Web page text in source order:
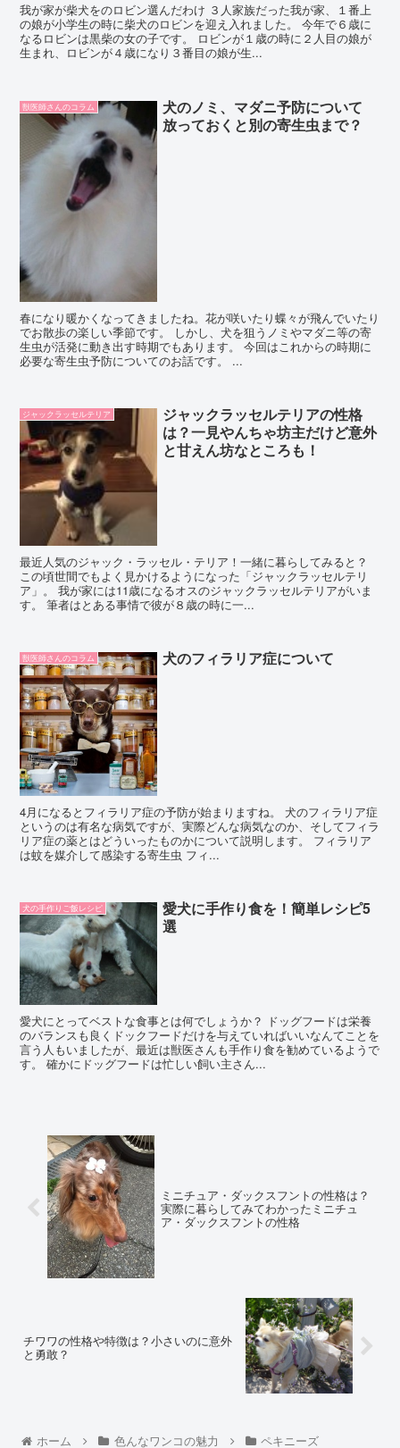
我が家が柴犬をのロビン選んだわけ ３人家族だった我が家、１番上
の娘が小学生の時に柴犬のロビンを迎え入れました。 今年で６歳に
なるロビンは黒柴の女の子です。 ロビンが１歳の時に２人目の娘が
生まれ、ロビンが４歳になり３番目の娘が生...
獣医師さんのコラム
犬のノミ、マダニ予防について
放っておくと別の寄生虫まで？
春になり暖かくなってきましたね。花が咲いたり蝶々が飛んでいたり
でお散歩の楽しい季節です。 しかし、犬を狙うノミやマダニ等の寄
生虫が活発に動き出す時期でもあります。 今回はこれからの時期に
必要な寄生虫予防についてのお話です。 ...
ジャックラッセルテリア
ジャックラッセルテリアの性格
は？一見やんちゃ坊主だけど意外
と甘えん坊なところも！
最近人気のジャック・ラッセル・テリア！一緒に暮らしてみると？
この頃世間でもよく見かけるようになった「ジャックラッセルテリ
ア」。 我が家には11歳になるオスのジャックラッセルテリアがいま
す。 筆者はとある事情で彼が８歳の時に一...
獣医師さんのコラム 犬のフィラリア症について
4月になるとフィラリア症の予防が始まりますね。 犬のフィラリア症
というのは有名な病気ですが、実際どんな病気なのか、そしてフィラ
リア症の薬とはどういったものかについて説明します。 フィラリア
は蚊を媒介して感染する寄生虫 フィ...
犬の手作りご飯レシピ
愛犬に手作り食を！簡単レシピ5
選
愛犬にとってベストな食事とは何でしょうか？ ドッグフードは栄養
のバランスも良くドックフードだけを与えていればいいなんてことを
言う人もいましたが、最近は獣医さんも手作り食を勧めているようで
す。 確かにドッグフードは忙しい飼い主さん...
ミニチュア・ダックスフントの性格は？
実際に暮らしてみてわかったミニチュ
ア・ダックスフントの性格
チワワの性格や特徴は？小さいのに意外
と勇敢？
ホーム 色んなワンコの魅力 ペキニーズ